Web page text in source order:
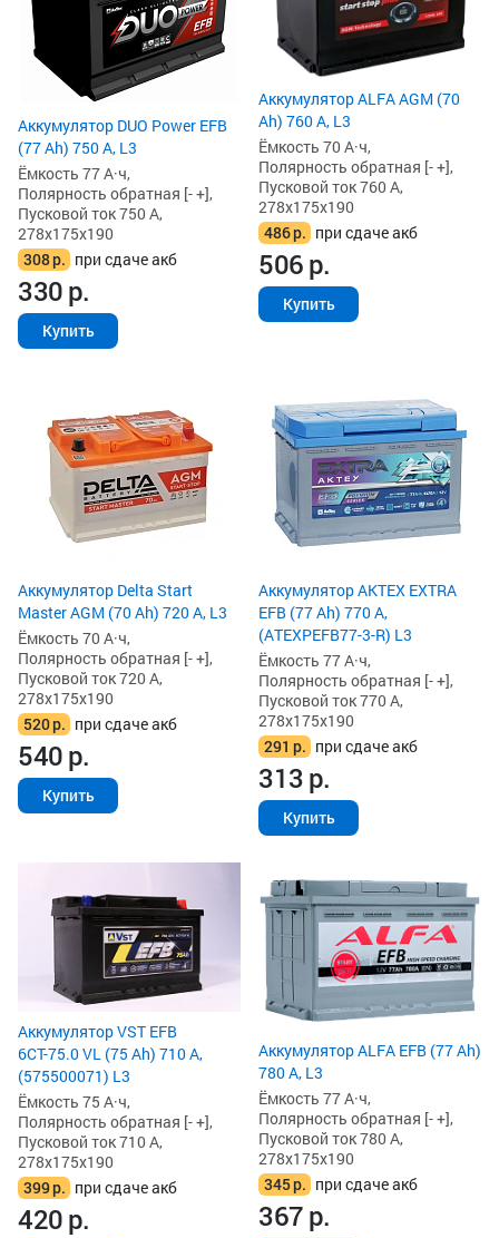
Аккумулятор DUO Power EFB
(77 Ah) 750 А, L3
Ёмкость 77 А·ч,
Полярность обратная [- +],
Пусковой ток 750 А,
278x175x190
308р. при сдаче акб
330р.
Купить
Аккумулятор ALFA AGM (70
Ah) 760 А, L3
Ёмкость 70 А·ч,
Полярность обратная [- +],
Пусковой ток 760 А,
278x175x190
486р. при сдаче акб
506р.
Купить
Аккумулятор Delta Start
Master AGM (70 Ah) 720 А, L3
Ёмкость 70 А·ч,
Полярность обратная [- +],
Пусковой ток 720 А,
278x175x190
520р. при сдаче акб
540р.
Купить
Аккумулятор AKTEX EXTRA
EFB (77 Ah) 770 А,
(ATEXPEFB77-3-R) L3
Ёмкость 77 А·ч,
Полярность обратная [- +],
Пусковой ток 770 А,
278x175x190
291 р. при сдаче акб
313р.
Купить
Аккумулятор VST EFB
6СТ-75.0 VL (75 Ah) 710 А,
(575500071) L3
Ёмкость 75 А·ч,
Полярность обратная [- +],
Пусковой ток 710 А,
278x175x190
399р. при сдаче акб
420р.
Аккумулятор ALFA EFB (77 Ah)
780 А, L3
Ёмкость 77 А·ч,
Полярность обратная [- +],
Пусковой ток 780 А,
278x175x190
345р. при сдаче акб
367р.